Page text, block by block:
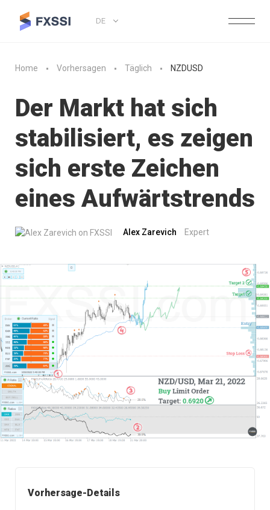
DE
Home Vorhersagen Täglich NZDUSD
Der Markt hat sich
stabilisiert, es zeigen
sich erste Zeichen
eines Aufwärtstrends
Alex Zarevich Expert
Vorhersage-Details